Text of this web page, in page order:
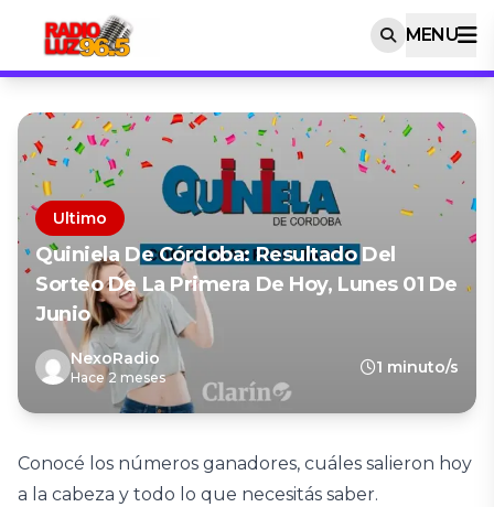
MENU
Ultimo
Quiniela De Córdoba: Resultado Del
Sorteo De La Primera De Hoy, Lunes 01 De
Junio
NexoRadio
Hace 2 meses
1 minuto/s
Conocé los números ganadores, cuáles salieron hoy
a la cabeza y todo lo que necesitás saber.